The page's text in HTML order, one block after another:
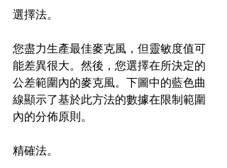
選擇法。
您盡力生產最佳麥克風，但靈敏度值可
能差異很大。然後，您選擇在所決定的
公差範圍內的麥克風。下圖中的藍色曲
線顯示了基於此方法的數據在限制範圍
內的分佈原則。
精確法。